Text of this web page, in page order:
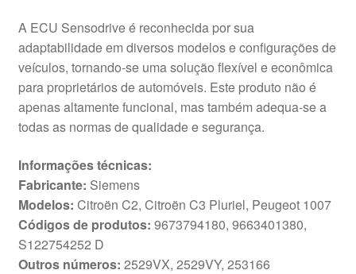
A ECU Sensodrive é reconhecida por sua
adaptabilidade em diversos modelos e configurações de
veículos, tornando-se uma solução flexível e econômica
para proprietários de automóveis. Este produto não é
apenas altamente funcional, mas também adequa-se a
todas as normas de qualidade e segurança.
Informações técnicas:
Fabricante: Siemens
Modelos: Citroën C2, Citroën C3 Pluriel, Peugeot 1007
Códigos de produtos: 9673794180, 9663401380,
S122754252 D
Outros números: 2529VX, 2529VY, 253166